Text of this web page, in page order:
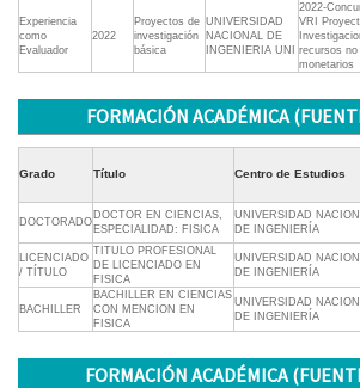
Experiencia
como
Evaluador
2022
Proyectos de
investigación
básica
UNIVERSIDAD
NACIONAL DE
INGENIERIA UNI
2022-
VRI
recursos no
monetarios
FORMACIÓN ACADÉMICA
Grado Título Centro de Estudios
DOCTORADO
DOCTOR EN CIENCIAS,
ESPECIALIDAD: FISICA
UNIVERSIDAD
DE INGENIERÍA
LICENCIADO
/ TÍTULO
TITULO PROFESIONAL
DE LICENCIADO EN
FISICA
UNIVERSIDAD
DE INGENIERÍA
BACHILLER
BACHILLER EN CIENCIAS
CON MENCION EN
FISICA
UNIVERSIDAD
DE INGENIERÍA
FORMACIÓN ACADÉMICA